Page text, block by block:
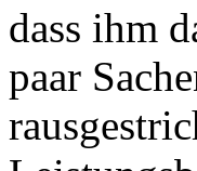
dass ihm
paar